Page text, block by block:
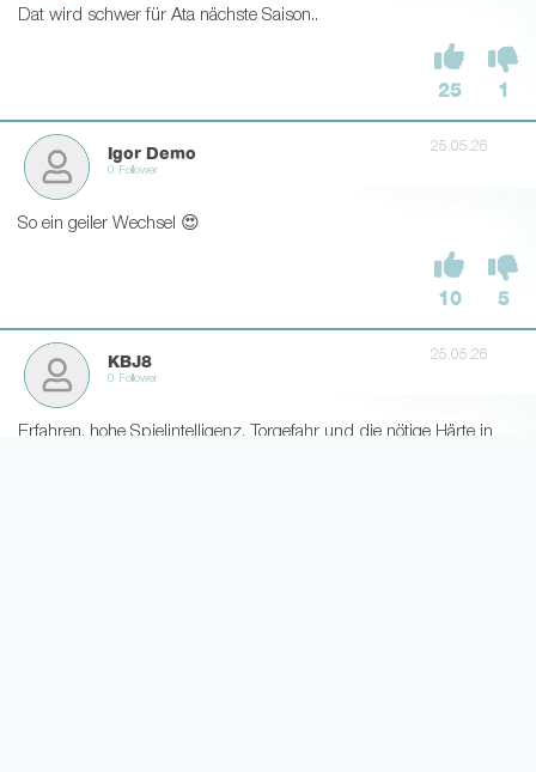
Dat wird schwer für Ata nächste Saison..
25 1
Igor Demo
0 Follower
25.05.26
So ein geiler Wechsel 😍
10 5
KBJ8
0 Follower
25.05.26
Erfahren, hohe Spielintelligenz, Torgefahr und die nötige Härte in